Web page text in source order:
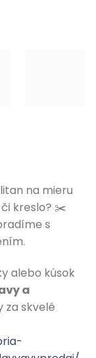
na mieru
kreslo? ✂️
s
alebo kúsok
a
za skvelé